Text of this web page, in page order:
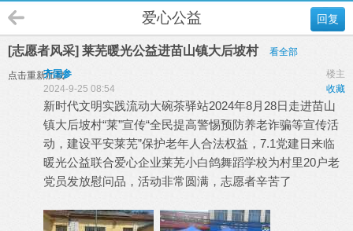
回复
爱心公益
[志愿者风采] 莱芜暖光公益进苗山镇大后坡村 看全部
点击重新加载 楼主
齐国参
收藏
2024-9-25 08:54
新时代文明实践流动大碗茶驿站2024年8月28日走进苗山
镇大后坡村“莱”宣传“全民提高警惕预防养老诈骗等宣传活
动，建设平安莱芜”保护老年人合法权益，7.1党建日来临
暖光公益联合爱心企业莱芜小白鸽舞蹈学校为村里20户老
党员发放慰问品，活动非常圆满，志愿者辛苦了